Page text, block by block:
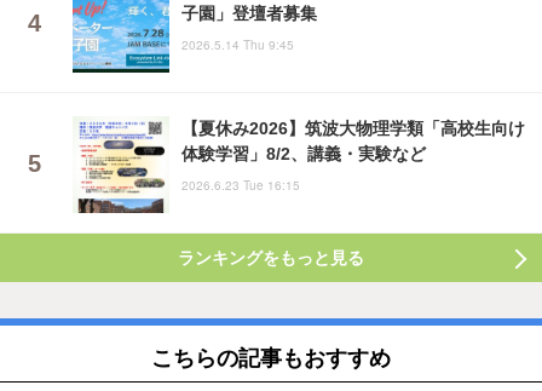
子園」登壇者募集
2026.5.14 Thu 9:45
【夏休み2026】筑波大物理学類「高校生向け
体験学習」8/2、講義・実験など
2026.6.23 Tue 16:15
ランキングをもっと見る
こちらの記事もおすすめ